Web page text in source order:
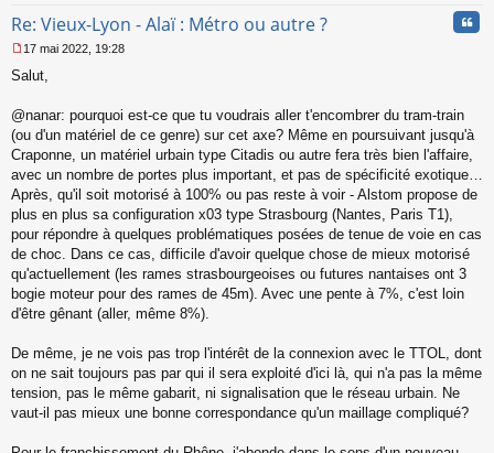
Re: Vieux-Lyon - Alaï : Métro ou autre ?
e
s
g
e
n
o
n
u
17 mai 2022, 19:28
Salut,
@nanar: pourquoi est-ce que tu voudrais aller t'encombrer du tram-train
(ou d'un matériel de ce genre) sur cet axe? Même en poursuivant jusqu'à
Craponne, un matériel urbain type Citadis ou autre fera très bien l'affaire,
avec un nombre de portes plus important, et pas de spécificité exotique…
Après, qu'il soit motorisé à 100% ou pas reste à voir - Alstom propose de
plus en plus sa configuration x03 type Strasbourg (Nantes, Paris T1),
pour répondre à quelques problématiques posées de tenue de voie en cas
de choc. Dans ce cas, difficile d'avoir quelque chose de mieux motorisé
qu'actuellement (les rames strasbourgeoises ou futures nantaises ont 3
bogie moteur pour des rames de 45m). Avec une pente à 7%, c'est loin
d'être gênant (aller, même 8%).
De même, je ne vois pas trop l'intérêt de la connexion avec le TTOL, dont
on ne sait toujours pas par qui il sera exploité d'ici là, qui n'a pas la même
tension, pas le même gabarit, ni signalisation que le réseau urbain. Ne
vaut-il pas mieux une bonne correspondance qu'un maillage compliqué?